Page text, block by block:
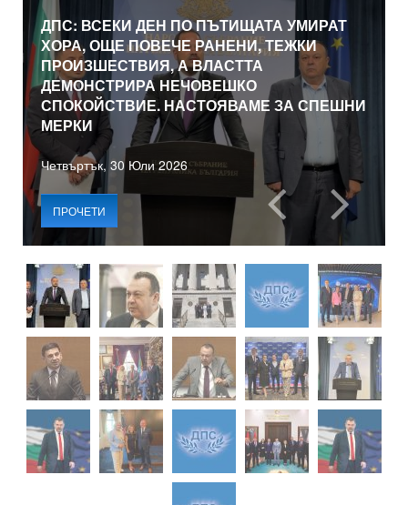
ДПС: ВСЕКИ ДЕН ПО ПЪТИЩАТА УМИРАТ
ХОРА, ОЩЕ ПОВЕЧЕ РАНЕНИ, ТЕЖКИ
ПРОИЗШЕСТВИЯ, А ВЛАСТТА
ДЕМОНСТРИРА НЕЧОВЕШКО
СПОКОЙСТВИЕ. НАСТОЯВАМЕ ЗА СПЕШНИ
МЕРКИ
Четвъртък, 30 Юли 2026
ПРОЧЕТИ